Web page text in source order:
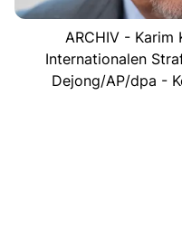
ARCHIV - Karim
Internationalen
Dejong/AP/dpa -